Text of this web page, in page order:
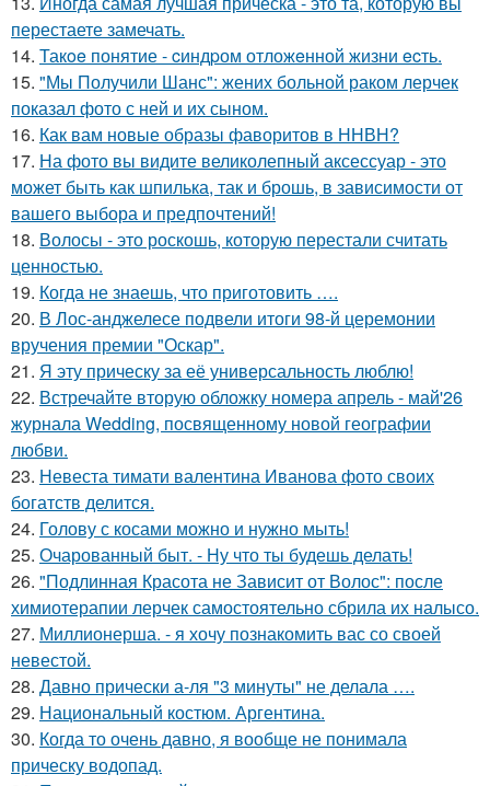
перестаете замечать.
14. Такoe понятие - cиндpом отложeнной жизни ecть.
15. "Мы Получили Шанс": жених больной раком лерчек
показал фото с ней и их сыном.
16. Как вам новые образы фаворитов в ННВН?
17. На фото вы видите великолепный аксессуар - это
может быть как шпилька, так и брошь, в зависимости от
вашего выбора и предпочтений!
18. Волосы - это роскошь, которую перестали считать
ценностью.
19. Когда не знаешь, что приготовить ….
20. В Лос-анджелесе подвели итоги 98-й церемонии
вручения премии "Оскар".
21. Я эту прическу за её универсальность люблю!
22. Встречайте вторую обложку номера апрель - май'26
журнала Wedding, посвященному новой географии
любви.
23. Невеста тимати валентина Иванова фото своих
богатств делится.
24. Голову с косами можно и нужно мыть!
25. Очарованный быт. - Ну что ты будешь делать!
26. "Подлинная Красота не Зависит от Волос": после
химиотерапии лерчек самостоятельно сбрила их налысо.
27. Миллионерша. - я хочу познакомить вас со своей
невестой.
28. Давно прически а-ля "3 минуты" не делала ….
29. Национальный костюм. Аргентина.
30. Когда то очень давно, я вообще не понимала
прическу водопад.